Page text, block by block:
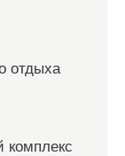
отдыха
комплекс